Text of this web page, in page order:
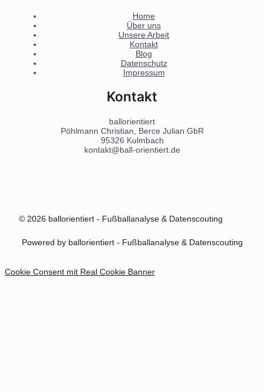
Home
Über uns
Unsere Arbeit
Kontakt
Blog
Datenschutz
Impressum
Kontakt
ballorientiert
Pöhlmann Christian, Berce Julian GbR
95326 Kulmbach
kontakt@ball-orientiert.de
© 2026 ballorientiert - Fußballanalyse & Datenscouting
Powered by ballorientiert - Fußballanalyse & Datenscouting
Cookie Consent mit Real Cookie Banner